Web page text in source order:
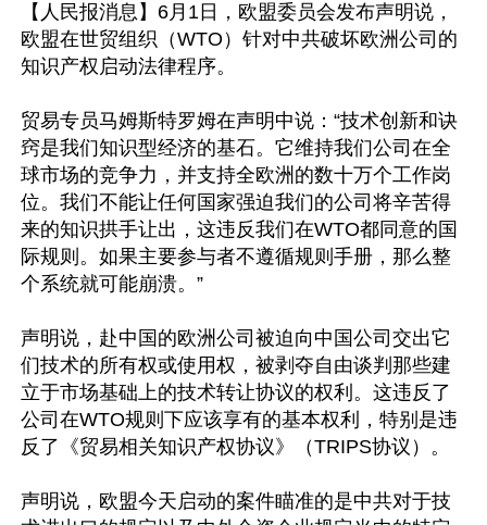
【人民报消息】6月1日，欧盟委员会发布声明说，
欧盟在世贸组织（WTO）针对中共破坏欧洲公司的
知识产权启动法律程序。
贸易专员马姆斯特罗姆在声明中说：“技术创新和诀
窍是我们知识型经济的基石。它维持我们公司在全
球市场的竞争力，并支持全欧洲的数十万个工作岗
位。我们不能让任何国家强迫我们的公司将辛苦得
来的知识拱手让出，这违反我们在WTO都同意的国
际规则。如果主要参与者不遵循规则手册，那么整
个系统就可能崩溃。”
声明说，赴中国的欧洲公司被迫向中国公司交出它
们技术的所有权或使用权，被剥夺自由谈判那些建
立于市场基础上的技术转让协议的权利。这违反了
公司在WTO规则下应该享有的基本权利，特别是违
反了《贸易相关知识产权协议》（TRIPS协议）。
声明说，欧盟今天启动的案件瞄准的是中共对于技